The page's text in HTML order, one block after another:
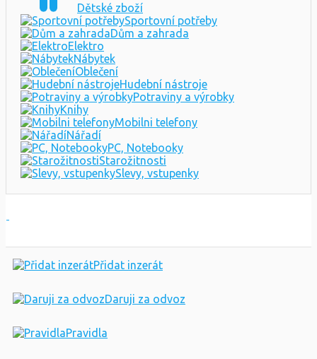
Dětské zboží
Sportovní potřeby
Dům a zahrada
Elektro
Nábytek
Oblečení
Hudební nástroje
Potraviny a výrobky
Knihy
Mobilni telefony
Nářadí
PC, Notebooky
Starožitnosti
Slevy, vstupenky
Přidat inzerát
Daruji za odvoz
Pravidla